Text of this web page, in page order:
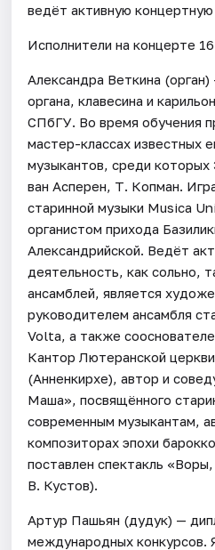
ведёт активную
Исполнители на концерте 16
Александра Веткина
органа, клавесина и
СПбГУ. Во время обучения
мастер-классах известных
музыкантов, среди
ван Асперен, Т. Копман.
старинной музыки Musica
органистом прихода
Александрийской. Ведёт
деятельность, как сольно,
ансамблей, является
руководителем ансамбля
Volta, а также
Кантор Лютеранской
(Анненкирхе), автор и
Маша», посвящённого
современным музыкантам,
композиторах эпохи
поставлен спектакль
В. Кустов).
Артур Пашьян (дудук) —
международных конкурсов.